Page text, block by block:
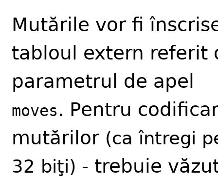
Mutările vor fi
tabloul extern referit
parametrul de apel
moves. Pentru
mutărilor (ca întregi
32 biţi) - trebuie